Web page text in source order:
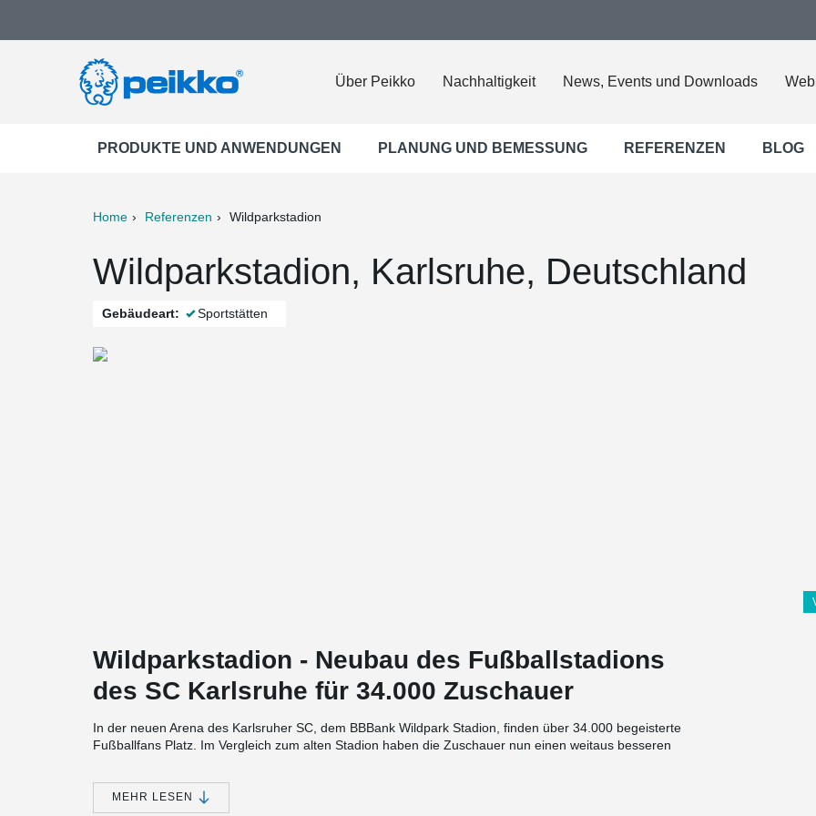
Über Peikko Nachhaltigkeit News, Events und Downloads
PRODUKTE UND ANWENDUNGEN PLANUNG UND BEMESSUNG REFERENZEN BLOG
Home Referenzen Wildparkstadion
Wildparkstadion, Karlsruhe, Deutschland
Gebäudeart: Sportstätten
Wildparkstadion - Neubau des Fußballstadions
des SC Karlsruhe für 34.000 Zuschauer
In der neuen Arena des Karlsruher SC, dem BBBank Wildpark Stadion, finden über 34.000 begeisterte
Fußballfans Platz. Im Vergleich zum alten Stadion haben die Zuschauer nun einen weitaus besseren
Auffallend sind die markanten Y-Stützen, die die gesamte Außenansicht des neuen Karlsruher
Fußballtempels bestimmen. Die imposanten Stützen dienen der Stabilisierung des Stadiondachs und
MEHR LESEN